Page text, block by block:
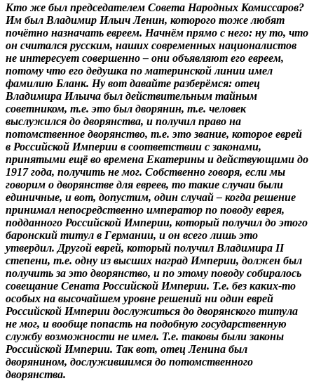
Кто же был председателем Совета Народных Комиссаров?
Им был Владимир Ильич Ленин, которого тоже любят
почётно назначать евреем. Начнём прямо с него: ну то, что
он считался русским, наших современных националистов
не интересует совершенно – они объявляют его евреем,
потому что его дедушка по материнской линии имел
фамилию Бланк. Ну вот давайте разберёмся: отец
Владимира Ильича был действительным тайным
советником, т.е. это был дворянин, т.е. человек
выслужился до дворянства, и получил право на
потомственное дворянство, т.е. это звание, которое еврей
в Российской Империи в соответствии с законами,
принятыми ещё во времена Екатерины и действующими до
1917 года, получить не мог. Собственно говоря, если мы
говорим о дворянстве для евреев, то такие случаи были
единичные, и вот, допустим, один случай – когда решение
принимал непосредственно император по поводу еврея,
подданного Российской Империи, который получил до этого
баронский титул в Германии, и он всего лишь это
утвердил. Другой еврей, который получил Владимира II
степени, т.е. одну из высших наград Империи, должен был
получить за это дворянство, и по этому поводу собиралось
совещание Сената Российской Империи. Т.е. без каких-то
особых на высочайшем уровне решений ни один еврей
Российской Империи дослужиться до дворянского титула
не мог, и вообще попасть на подобную государственную
службу возможности не имел. Т.е. таковы были законы
Российской Империи. Так вот, отец Ленина был
дворянином, дослужившимся до потомственного
дворянства.